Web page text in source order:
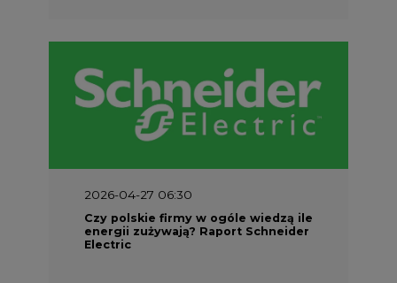
2026-04-27 06:30
Czy polskie firmy w ogóle wiedzą ile
energii zużywają? Raport Schneider
Electric